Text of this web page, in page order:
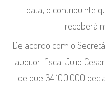
data, o contribuinte
receberá
De acordo com o
auditor-fiscal Julio
de que 34.100.000